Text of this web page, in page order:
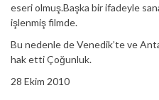
eseri olmuş.Başka bir ifadeyle
işlenmiş filmde.
Bu nedenle de Venedik’te ve
hak etti Çoğunluk.
28 Ekim 2010